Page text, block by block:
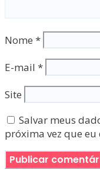
Nome *
E-mail *
Site
Salvar meus
próxima vez que eu